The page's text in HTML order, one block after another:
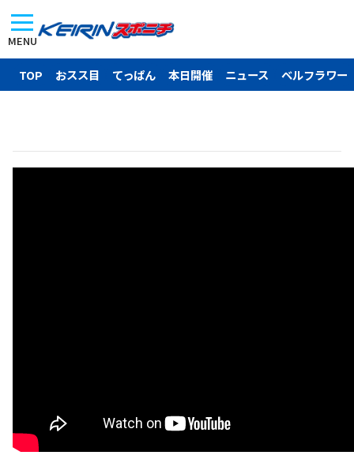
MENU
TOP おスス目 てっぱん 本日開催 ニュース ベルフラワー